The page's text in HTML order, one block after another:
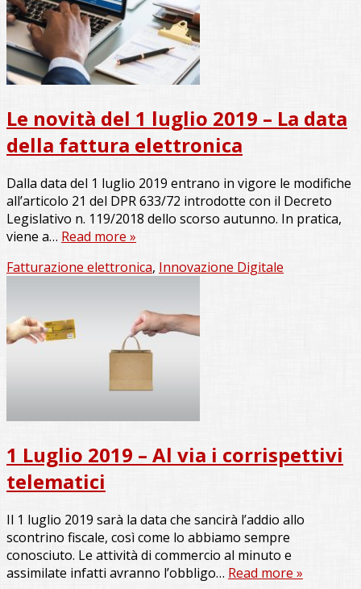
Le novità del 1 luglio 2019 – La data
della fattura elettronica
Dalla data del 1 luglio 2019 entrano in vigore le modifiche
all’articolo 21 del DPR 633/72 introdotte con il Decreto
Legislativo n. 119/2018 dello scorso autunno. In pratica,
viene a… Read more »
Fatturazione elettronica, Innovazione Digitale
1 Luglio 2019 – Al via i corrispettivi
telematici
Il 1 luglio 2019 sarà la data che sancirà l’addio allo
scontrino fiscale, così come lo abbiamo sempre
conosciuto. Le attività di commercio al minuto e
assimilate infatti avranno l’obbligo… Read more »